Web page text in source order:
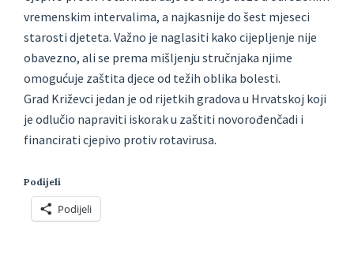
vremenskim intervalima, a najkasnije do šest mjeseci
starosti djeteta. Važno je naglasiti kako cijepljenje nije
obavezno, ali se prema mišljenju stručnjaka njime
omogućuje zaštita djece od težih oblika bolesti.
Grad Križevci jedan je od rijetkih gradova u Hrvatskoj koji
je odlučio napraviti iskorak u zaštiti novorođenčadi i
financirati cjepivo protiv rotavirusa.
Podijeli
Podijeli